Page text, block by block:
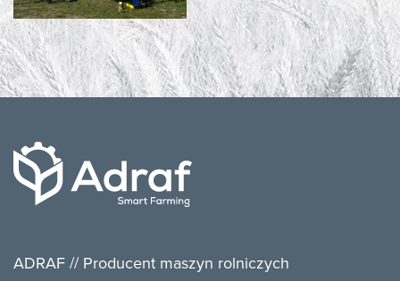
ADRAF // Producent maszyn rolniczych